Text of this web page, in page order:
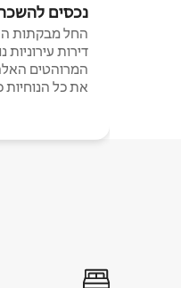
נכסים
החל מבקתות
דירות
המרוהטים
את כל הנוחיות